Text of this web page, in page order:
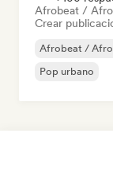
Afrobeat /
Crear
Afrobeat /
Pop urbano